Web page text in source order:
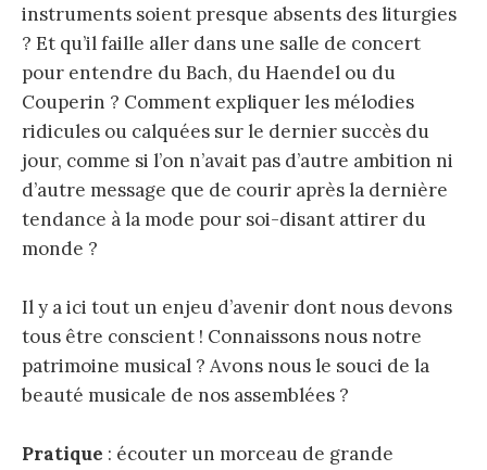
instruments soient presque absents des liturgies
? Et qu’il faille aller dans une salle de concert
pour entendre du Bach, du Haendel ou du
Couperin ? Comment expliquer les mélodies
ridicules ou calquées sur le dernier succès du
jour, comme si l’on n’avait pas d’autre ambition ni
d’autre message que de courir après la dernière
tendance à la mode pour soi-disant attirer du
monde ?
Il y a ici tout un enjeu d’avenir dont nous devons
tous être conscient ! Connaissons nous notre
patrimoine musical ? Avons nous le souci de la
beauté musicale de nos assemblées ?
Pratique : écouter un morceau de grande